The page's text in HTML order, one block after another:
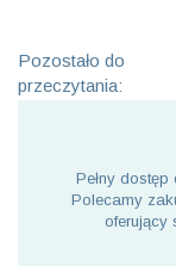
Pozostało do
przeczytania:
Pełny dostęp
Polecamy
oferujący